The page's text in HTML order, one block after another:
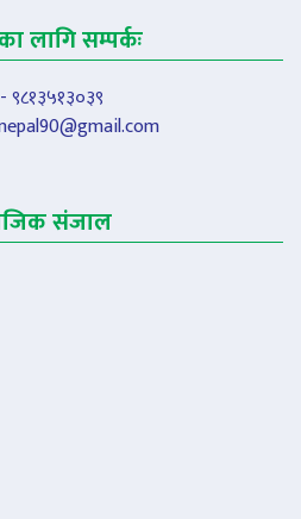
लागि सम्पर्कः
९८१३५१३०३९
संजाल